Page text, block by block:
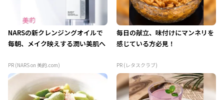
NARSの新クレンジングオイルで
毎朝、メイク映えする潤い美肌へ
PR (NARS on 美的.com)
毎日の献立、味付けにマンネリを
感じている方必見！
PR (レタスクラブ)